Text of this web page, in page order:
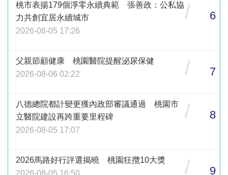
桃市表揚179個淨零永續典範 張善政：公私協
力共創宜居永續城市
2026-08-05 17:26
/ 6
父親節顧健康 桃園醫院提醒泌尿保健
2026-08-06 02:22
/ 7
八德總院都計變更獲內政部審議通過 桃園市
立醫院建設再跨重要里程碑
2026-08-05 17:07
/ 8
2026馬路好行評選揭曉 桃園狂攬10大獎
/ 9